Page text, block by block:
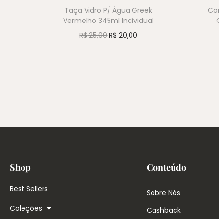
Taça Vidro P/ Água Greek
Vermelho 345ml Individual
R$25,00 R$ 20,00
Shop
Best Sellers
Coleções
Conteúdo
Sobre Nós
Cashback